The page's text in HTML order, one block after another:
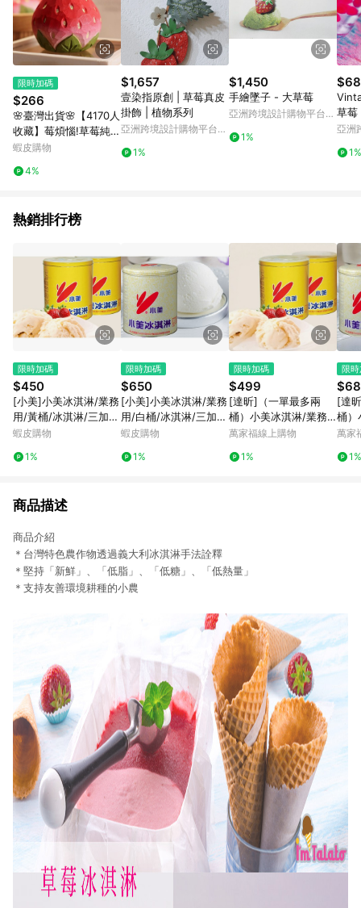
限時加碼
$266
🌸臺灣出貨🌸【4170人
收藏】莓煩惱!草莓純手
工木鵰擺件簡約辦公室
e0111 8YIV
蝦皮購物
4%
$1,657
壹染指原創 | 草莓真皮
掛飾 | 植物系列
亞洲跨境設計購物平台
1%
$1,450
手繪墜子 - 大草莓
亞洲跨境設計購物平台
1%
亞洲
1%
熱銷排行榜
限時加碼
$450
[小美]小美冰淇淋/業務
用/黃桶/冰淇淋/三加
侖/多種口味
蝦皮購物
1%
限時加碼
$650
[小美]小美冰淇淋/業務
用/白桶/冰淇淋/三加
侖/多種口味
蝦皮購物
1%
限時加碼
$499
[達昕]（一單最多兩
桶）小美冰淇淋/業務
用/黃桶/三加侖/多種口
萬家福線上購物
1%
限
[達
桶）
用/
萬家
1%
商品描述
商品介紹
＊台灣特色農作物透過義大利冰淇淋手法詮釋
＊堅持「新鮮」、「低脂」、「低糖」、「低熱量」
＊支持友善環境耕種的小農